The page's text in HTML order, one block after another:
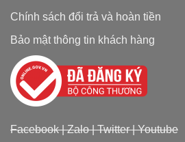
Chính sách đổi trả và hoàn tiền
Bảo mật thông tin khách hàng
Facebook|Zalo|Twitter|Youtube